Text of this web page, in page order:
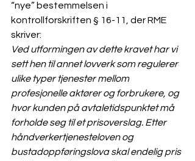
“nye” bestemmelsen i
kontrollforskriften § 16-11, der RME
skriver:
Ved utformingen av dette kravet har vi
sett hen til annet lovverk som regulerer
ulike typer tjenester mellom
profesjonelle aktører og forbrukere, og
hvor kunden på avtaletidspunktet må
forholde seg til et prisoverslag. Etter
håndverkertjenesteloven og
bustadoppføringslova skal endelig pris